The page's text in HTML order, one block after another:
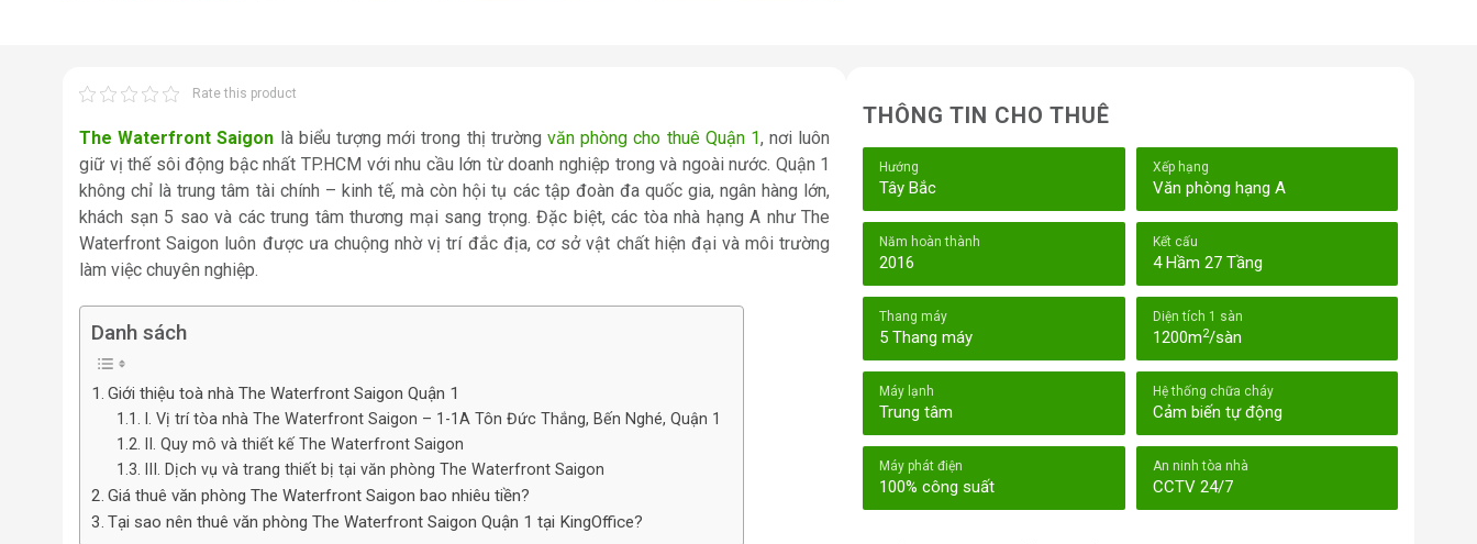
Rate this product
The Waterfront Saigon là biểu tượng mới trong thị trườngvăn phòng cho thuê Quận 1, nơi luôn
giữ vị thế sôi động bậc nhất TP.HCM với nhu cầu lớn từ doanh nghiệp trong và ngoài nước. Quận 1
không chỉ là trung tâm tài chính – kinh tế, mà còn hội tụ các tập đoàn đa quốc gia, ngân hàng lớn,
khách sạn 5 sao và các trung tâm thương mại sang trọng. Đặc biệt, các tòa nhà hạng A như The
Waterfront Saigon luôn được ưa chuộng nhờ vị trí đắc địa, cơ sở vật chất hiện đại và môi trường
làm việc chuyên nghiệp.
Danh sách
Giới thiệu toà nhà The Waterfront Saigon Quận 1
I. Vị trí tòa nhà The Waterfront Saigon – 1-1A Tôn Đức Thắng, Bến Nghé, Quận 1
II. Quy mô và thiết kế The Waterfront Saigon
III. Dịch vụ và trang thiết bị tại văn phòng The Waterfront Saigon
Giá thuê văn phòng The Waterfront Saigon bao nhiêu tiền?
Tại sao nên thuê văn phòng The Waterfront Saigon Quận 1 tại KingOffice?
THÔNG TIN CHO THUÊ
Hướng
Tây Bắc
Xếp hạng
Văn phòng hạng A
Năm hoàn thành
2016
Kết cấu
4 Hầm 27 Tầng
Thang máy
5 Thang máy
Diện tích 1 sàn
1200m2/sàn
Máy lạnh
Trung tâm
Hệ thống chữa cháy
Cảm biến tự động
Máy phát điện
100% công suất
An ninh tòa nhà
CCTV 24/7